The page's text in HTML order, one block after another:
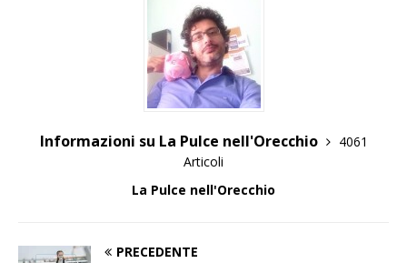
Informazioni su La Pulce nell'Orecchio
4061
Articoli
La Pulce nell'Orecchio
PRECEDENTE